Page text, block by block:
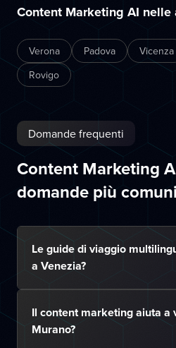
Content Marketing AI
Verona Padova Vicenza
Rovigo
Domande frequenti
Content Marketing
domande più comuni
Le guide di viaggio
a Venezia?
Il content marketing aiuta a
Murano?